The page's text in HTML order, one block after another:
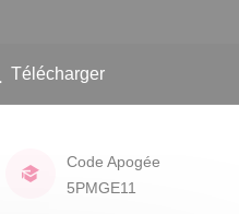
Télécharger
Code Apogée
5PMGE11